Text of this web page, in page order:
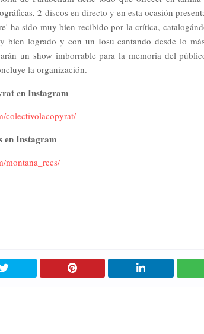
2 discos en directo y en esta ocasión
ha sido muy bien recibido por la crítica,
bien logrado y con un Iosu cantando desde lo
un show imborrable para la memoria del
la organización.
en Instagram
colectivolacopyrat/
en Instagram
montana_recs/